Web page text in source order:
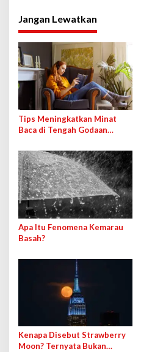
Jangan Lewatkan
Tips Meningkatkan Minat
Baca di Tengah Godaan
Apa Itu Fenomena Kemarau
Basah?
Kenapa Disebut Strawberry
Moon? Ternyata Bukan